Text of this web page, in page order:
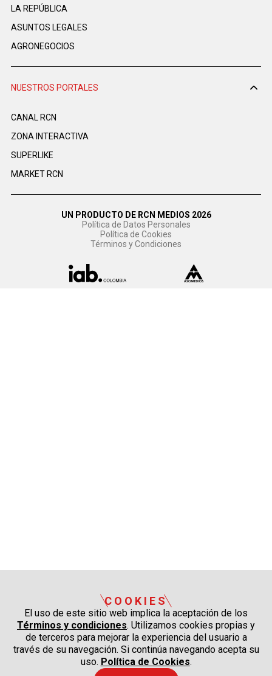
LA REPÚBLICA
ASUNTOS LEGALES
AGRONEGOCIOS
NUESTROS PORTALES
CANAL RCN
ZONA INTERACTIVA
SUPERLIKE
MARKET RCN
UN PRODUCTO DE RCN MEDIOS 2026
Política de Datos Personales
Política de Cookies
Términos y Condiciones
COOKIES
El uso de este sitio web implica la aceptación de los
Términos y condiciones. Utilizamos cookies propias y
de terceros para mejorar la experiencia del usuario a
través de su navegación. Si continúa navegando acepta su
uso. Política de Cookies.